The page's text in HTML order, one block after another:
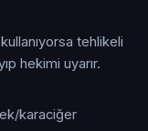
tehlikeli
hekimi uyarır.
karaciğer